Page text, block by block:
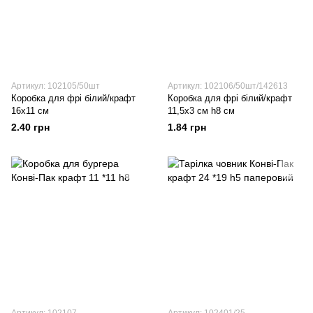
Артикул: 102105/50шт
Коробка для фрі білий/крафт
16х11 см
2.40 грн
Артикул: 102106/50шт/142613
Коробка для фрі білий/крафт
11,5х3 см h8 см
1.84 грн